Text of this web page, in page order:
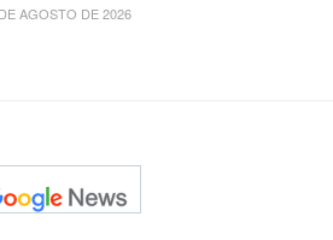
AGOSTO DE 2026